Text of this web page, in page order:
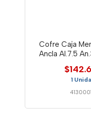
Cofre Caja
Ancla Al.7.5
1